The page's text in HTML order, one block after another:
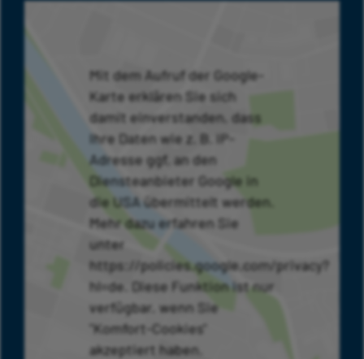
Mit dem Aufruf der Google-
Karte erklären Sie sich
damit einverstanden, dass
Ihre Daten wie z. B. IP-
Adresse ggf. an den
Diensteanbieter Google in
die USA übermittelt werden.
Mehr dazu erfahren Sie
unter
https://policies.google.com/privacy?
hl=de. Diese Funktion ist nur
verfügbar, wenn Sie
"Komfort-Cookies"
akzeptiert haben.